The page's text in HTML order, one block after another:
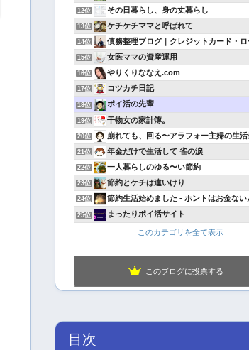
12位 その日暮らし、身の丈暮らし
13位 ケチケチママと呼ばれて
14位 債務整理ブログ｜クレジットカード・ローン返済で悩ん
15位 女医ママの資産運用
16位 やりくりななえ.com
17位 コツカチ日記
18位 ポイ活の先輩
19位 干物女の家計簿。
20位 崩れても、回る〜アラフォー主婦の生活最
21位 年金だけで生活して 雀の涙
22位 一人暮らしのゆる〜い節約
23位 節約とケチは違いけり
24位 節約生活始めました - ホントはお金ない
25位 まったりポイ活サイト
このカテゴリを全て表示
このブログに投票する
目次